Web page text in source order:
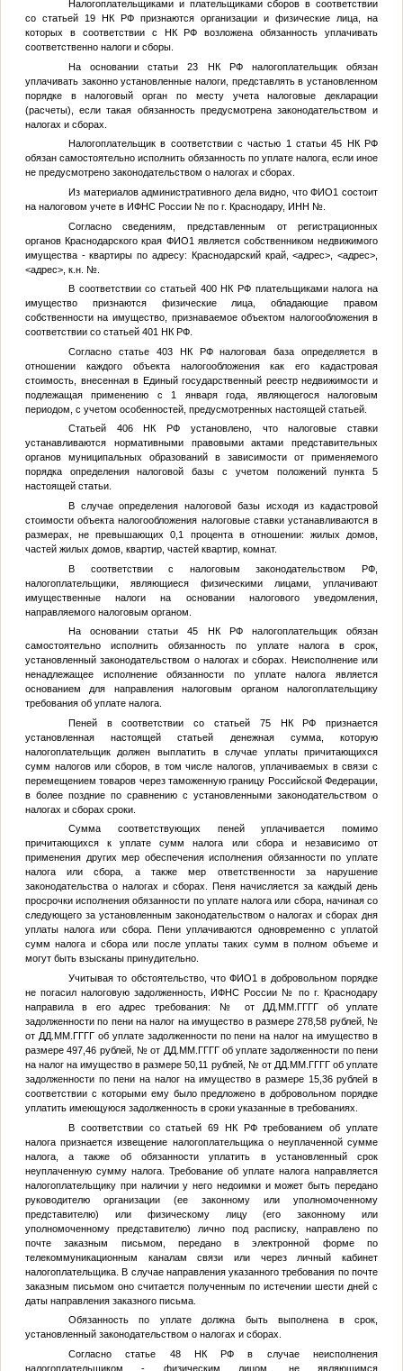
Налогоплательщиками и плательщиками сборов в соответствии
со статьей 19 НК РФ признаются организации и физические лица, на
которых в соответствии с НК РФ возложена обязанность уплачивать
соответственно налоги и сборы.
На основании статьи 23 НК РФ налогоплательщик обязан
уплачивать законно установленные налоги, представлять в установленном
порядке в налоговый орган по месту учета налоговые декларации
(расчеты), если такая обязанность предусмотрена законодательством и
налогах и сборах.
Налогоплательщик в соответствии с частью 1 статьи 45 НК РФ
обязан самостоятельно исполнить обязанность по уплате налога, если иное
не предусмотрено законодательством о налогах и сборах.
Из материалов административного дела видно, чтоФИО1 состоит
на налоговом учете в ИФНС России №по г. Краснодару, ИНН №.
Согласно сведениям, представленным от регистрационных
органов Краснодарского края ФИО1 является собственником недвижимого
имущества - квартиры по адресу: Краснодарский край,<адрес> ,<адрес>
<адрес>, к.н. №.
В соответствии со статьей 400 НК РФ плательщиками налога на
имущество признаются физические лица, обладающие правом
собственности на имущество, признаваемое объектом налогообложения в
соответствии со статьей 401 НК РФ.
Согласно статье 403 НК РФ налоговая база определяется в
отношении каждого объекта налогообложения как его кадастровая
стоимость, внесенная в Единый государственный реестр недвижимости и
подлежащая применению с 1 января года, являющегося налоговым
периодом, с учетом особенностей, предусмотренных настоящей статьей.
Статьей 406 НК РФ установлено, что налоговые ставки
устанавливаются нормативными правовыми актами представительных
органов муниципальных образований в зависимости от применяемого
порядка определения налоговой базы с учетом положений пункта 5
настоящей статьи.
В случае определения налоговой базы исходя из кадастровой
стоимости объекта налогообложения налоговые ставки устанавливаются в
размерах, не превышающих 0,1 процента в отношении: жилых домов,
частей жилых домов, квартир, частей квартир, комнат.
В соответствии с налоговым законодательством РФ,
налогоплательщики, являющиеся физическими лицами, уплачивают
имущественные налоги на основании налогового уведомления,
направляемого налоговым органом.
На основании статьи 45 НК РФ налогоплательщик обязан
самостоятельно исполнить обязанность по уплате налога в срок,
установленный законодательством о налогах и сборах. Неисполнение или
ненадлежащее исполнение обязанности по уплате налога является
основанием для направления налоговым органом налогоплательщику
требования об уплате налога.
Пеней в соответствии со статьей 75 НК РФ признается
установленная настоящей статьей денежная сумма, которую
налогоплательщик должен выплатить в случае уплаты причитающихся
сумм налогов или сборов, в том числе налогов, уплачиваемых в связи с
перемещением товаров через таможенную границу Российской Федерации,
в более поздние по сравнению с установленными законодательством о
налогах и сборах сроки.
Сумма соответствующих пеней уплачивается помимо
причитающихся к уплате сумм налога или сбора и независимо от
применения других мер обеспечения исполнения обязанности по уплате
налога или сбора, а также мер ответственности за нарушение
законодательства о налогах и сборах. Пеня начисляется за каждый день
просрочки исполнения обязанности по уплате налога или сбора, начиная со
следующего за установленным законодательством о налогах и сборах дня
уплаты налога или сбора. Пени уплачиваются одновременно с уплатой
сумм налога и сбора или после уплаты таких сумм в полном объеме и
могут быть взысканы принудительно.
Учитывая то обстоятельство, чтоФИО1 в добровольном порядке
не погасил налоговую задолженность, ИФНС России № по г. Краснодару
направила в его адрес требования:
№ от ДД.ММ.ГГГГ об уплате
задолженности по пени на налог на имущество в размере 278,58 рублей, №
от ДД.ММ.ГГГГоб уплате задолженности по пени на налог на имущество в
размере 497,46 рублей, № от ДД.ММ.ГГГГоб уплате задолженности по пени
на налог на имущество в размере 50,11 рублей, №от ДД.ММ.ГГГГоб уплате
задолженности по пени на налог на имущество в размере 15,36 рублей в
соответствии с которыми ему было предложено в добровольном порядке
уплатить имеющуюся задолженность в сроки указанные в требованиях.
В соответствии со статьей 69 НК РФ требованием об уплате
налога признается извещение налогоплательщика о неуплаченной сумме
налога, а также об обязанности уплатить в установленный срок
неуплаченную сумму налога. Требование об уплате налога направляется
налогоплательщику при наличии у него недоимки и может быть передано
руководителю организации (ее законному или уполномоченному
представителю) или физическому лицу (его законному или
уполномоченному представителю) лично под расписку, направлено по
почте заказным письмом, передано в электронной форме по
телекоммуникационным каналам связи или через личный кабинет
налогоплательщика. В случае направления указанного требования по почте
заказным письмом оно считается полученным по истечении шести дней с
даты направления заказного письма.
Обязанность по уплате должна быть выполнена в срок,
установленный законодательством о налогах и сборах.
Согласно статье 48 НК РФ в случае неисполнения
налогоплательщиком - физическим лицом, не являющимся